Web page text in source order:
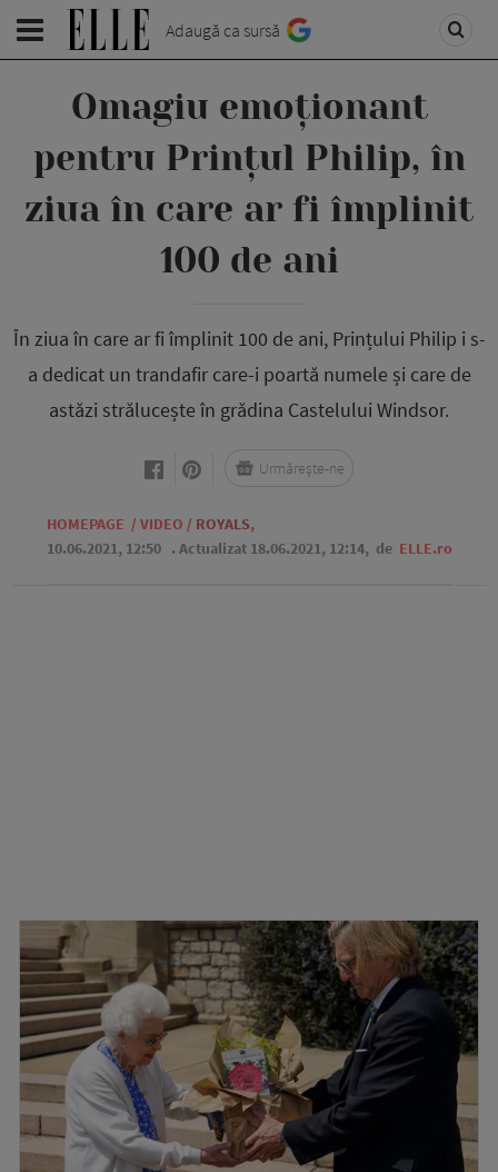
Adaugă ca sursă
Omagiu emoționant
pentru Prințul Philip, în
ziua în care ar fi împlinit
100 de ani
În ziua în care ar fi împlinit 100 de ani, Prințului Philip i s-
a dedicat un trandafir care-i poartă numele și care de
astăzi strălucește în grădina Castelului Windsor.
HOMEPAGE / VIDEO / ROYALS,
10.06.2021, 12:50 . Actualizat 18.06.2021, 12:14, de ELLE.ro
Urmărește-ne